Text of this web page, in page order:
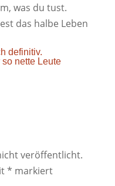
was du tust.
das halbe Leben
definitiv.
nette Leute
veröffentlicht.
* markiert